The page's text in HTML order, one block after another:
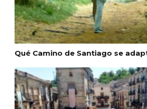
Qué Camino de Santiago se
Disfrutar de la Semana
en 2026